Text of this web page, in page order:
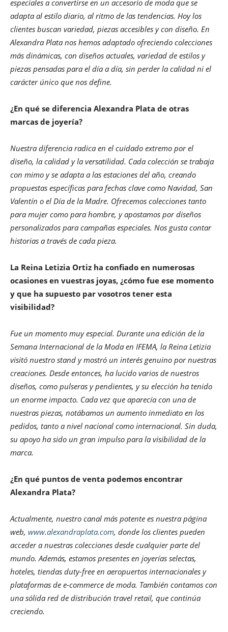
especiales a convertirse en un accesorio de moda que se
adapta al estilo diario, al ritmo de las tendencias. Hoy los
clientes buscan variedad, piezas accesibles y con diseño. En
Alexandra Plata nos hemos adaptado ofreciendo colecciones
más dinámicas, con diseños actuales, variedad de estilos y
piezas pensadas para el día a día, sin perder la calidad ni el
carácter único que nos define.
¿En qué se diferencia Alexandra Plata de otras
marcas de joyería?
Nuestra diferencia radica en el cuidado extremo por el
diseño, la calidad y la versatilidad. Cada colección se trabaja
con mimo y se adapta a las estaciones del año, creando
propuestas específicas para fechas clave como Navidad, San
Valentín o el Día de la Madre. Ofrecemos colecciones tanto
para mujer como para hombre, y apostamos por diseños
personalizados para campañas especiales. Nos gusta contar
historias a través de cada pieza.
La Reina Letizia Ortiz ha confiado en numerosas
ocasiones en vuestras joyas, ¿cómo fue ese momento
y que ha supuesto par vosotros tener esta
visibilidad?
Fue un momento muy especial. Durante una edición de la
Semana Internacional de la Moda en IFEMA, la Reina Letizia
visitó nuestro stand y mostró un interés genuino por nuestras
creaciones. Desde entonces, ha lucido varios de nuestros
diseños, como pulseras y pendientes, y su elección ha tenido
un enorme impacto. Cada vez que aparecía con una de
nuestras piezas, notábamos un aumento inmediato en los
pedidos, tanto a nivel nacional como internacional. Sin duda,
su apoyo ha sido un gran impulso para la visibilidad de la
marca.
¿En qué puntos de venta podemos encontrar
Alexandra Plata?
Actualmente, nuestro canal más potente es nuestra página
web, www.alexandraplata.com, donde los clientes pueden
acceder a nuestras colecciones desde cualquier parte del
mundo. Además, estamos presentes en joyerías selectas,
hoteles, tiendas duty-free en aeropuertos internacionales y
plataformas de e-commerce de moda. También contamos con
una sólida red de distribución travel retail, que continúa
creciendo.